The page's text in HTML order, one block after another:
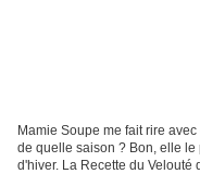
Mamie Soupe me fait rire
de quelle saison ? Bon, elle
d'hiver. La Recette du Velouté